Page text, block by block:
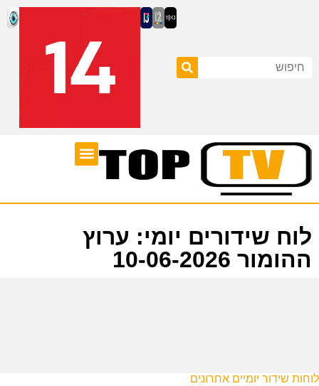
לוח שידורים יומי: ערוץ
ההומור 10-06-2026
לוחות שידור יומיים אחרונים